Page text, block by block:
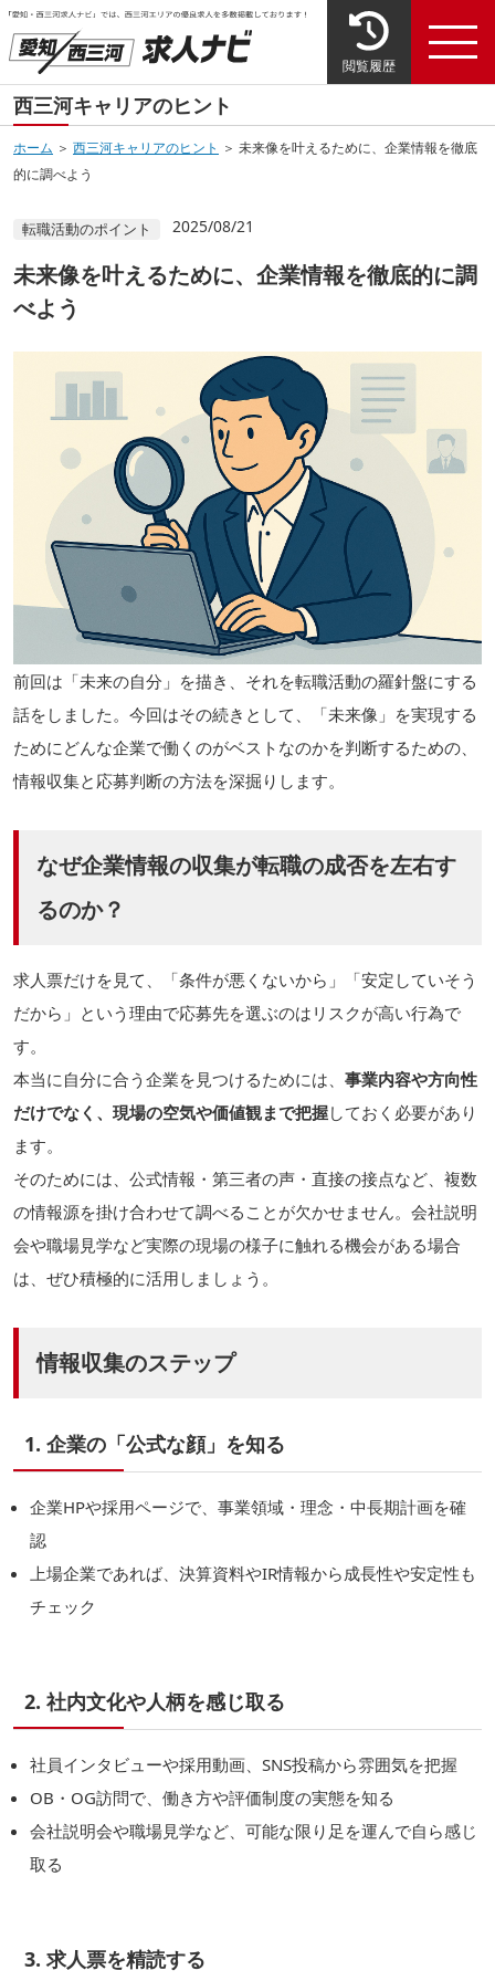
閲覧履歴
西三河キャリアのヒント
ホーム ＞ 西三河キャリアのヒント ＞ 未来像を叶えるために、企業情報を徹底
的に調べよう
転職活動のポイント 2025/08/21
未来像を叶えるために、企業情報を徹底的に調
べよう
前回は「未来の自分」を描き、それを転職活動の羅針盤にする
話をしました。今回はその続きとして、「未来像」を実現する
ためにどんな企業で働くのがベストなのかを判断するための、
情報収集と応募判断の方法を深掘りします。
なぜ企業情報の収集が転職の成否を左右す
るのか？
求人票だけを見て、「条件が悪くないから」「安定していそう
だから」という理由で応募先を選ぶのはリスクが高い行為で
す。
本当に自分に合う企業を見つけるためには、 事業内容や方向性
だけでなく、現場の空気や価値観まで把握しておく必要があり
ます。
そのためには、公式情報・第三者の声・直接の接点など、複数
の情報源を掛け合わせて調べることが欠かせません。会社説明
会や職場見学など実際の現場の様子に触れる機会がある場合
は、ぜひ積極的に活用しましょう。
情報収集のステップ
1. 企業の「公式な顔」を知る
企業HPや採用ページで、事業領域・理念・中長期計画を確
認
上場企業であれば、決算資料やIR情報から成長性や安定性も
チェック
2. 社内文化や人柄を感じ取る
社員インタビューや採用動画、SNS投稿から雰囲気を把握
OB・OG訪問で、働き方や評価制度の実態を知る
会社説明会や職場見学など、可能な限り足を運んで自ら感じ
取る
3. 求人票を精読する